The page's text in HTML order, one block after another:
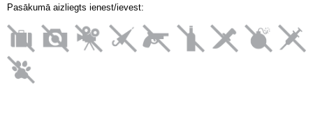
Pasākumā aizliegts ienest/ievest: